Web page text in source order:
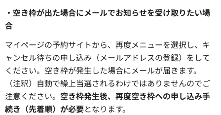
・空き枠が出た場合にメールでお知らせを受け取りたい場
合
マイページの予約サイトから、再度メニューを選択し、キ
ャンセル待ちの申し込み（メールアドレスの登録）をして
ください。空き枠が発生した場合にメールが届きます。
（注釈）自動で繰上当選されるわけではありませんのでご
注意ください。 空き枠発生後、再度空き枠への申し込み手
続き（先着順）が必要となります。